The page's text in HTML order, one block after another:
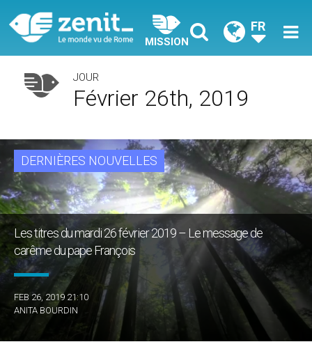
MISSION
FR
JOUR
Février 26th, 2019
DERNIÈRES NOUVELLES
Les titres du mardi 26 février 2019 – Le message de
carême du pape François
FEB 26, 2019 21:10
ANITA BOURDIN